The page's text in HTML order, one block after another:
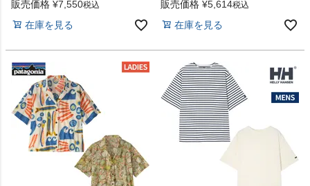
ご利用ガイド
クーポン一覧
商品レビュー
プロテイン・サプリメントまとめ買い
アウトレットセール
販売価格 ¥7,550税込
在庫を見る
販売価格 ¥5,614税込
在庫を見る